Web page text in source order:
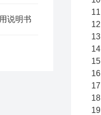
说明书